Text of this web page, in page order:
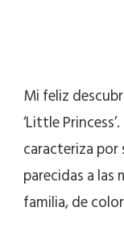
Mi feliz
‘Little
caracteriza
parecidas a
familia, de